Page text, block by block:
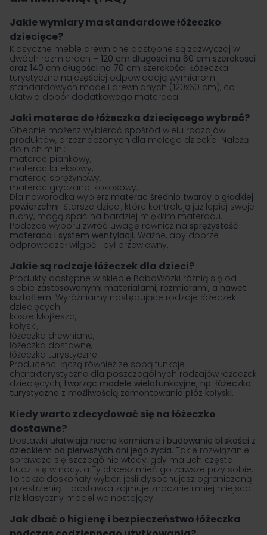
Jakie wymiary ma standardowe łóżeczko
dziecięce?
Klasyczne meble drewniane dostępne są zazwyczaj w
dwóch rozmiarach – 120 cm długości na 60 cm szerokości
oraz 140 cm długości na 70 cm szerokości. Łóżeczka
turystyczne najczęściej odpowiadają wymiarom
standardowych modeli drewnianych (120x60 cm), co
ułatwia dobór dodatkowego materaca.
Jaki materac do łóżeczka dziecięcego wybrać?
Obecnie możesz wybierać spośród wielu rodzajów
produktów, przeznaczonych dla małego dziecka. Należą
do nich m.in.:
materac piankowy,
materac lateksowy,
materac sprężynowy,
materac gryczano-kokosowy.
Dla noworodka wybierz materac średnio twardy o gładkiej
powierzchni. Starsze dzieci, które kontrolują już lepiej swoje
ruchy, mogą spać na bardziej miękkim materacu.
Podczas wyboru zwróć uwagę również na sprężystość
materaca i system wentylacji. Ważne, aby dobrze
odprowadzał wilgoć i był przewiewny.
Jakie są rodzaje łóżeczek dla dzieci?
Produkty dostępne w sklepie BoboWózki różnią się od
siebie zastosowanymi materiałami, rozmiarami, a nawet
kształtem. Wyróżniamy następujące rodzaje łóżeczek
dziecięcych:
kosze Mojżesza,
kołyski,
łóżeczka drewniane,
łóżeczka dostawne,
łóżeczka turystyczne.
Producenci łączą również ze sobą funkcje
charakterystyczne dla poszczególnych rodzajów łóżeczek
dziecięcych, tworząc modele wielofunkcyjne, np. łóżeczka
turystyczne z możliwością zamontowania płóz kołyski.
Kiedy warto zdecydować się na łóżeczko
dostawne?
Dostawki ułatwiają nocne karmienie i budowanie bliskości z
dzieckiem od pierwszych dni jego życia. Takie rozwiązanie
sprawdza się szczególnie wtedy, gdy maluch często
budzi się w nocy, a Ty chcesz mieć go zawsze przy sobie.
To także doskonały wybór, jeśli dysponujesz ograniczoną
przestrzenią – dostawka zajmuje znacznie mniej miejsca
niż klasyczny model wolnostojący.
Jak dbać o higienę i bezpieczeństwo łóżeczka